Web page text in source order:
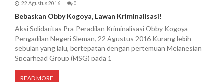
22 Agustus 2016 0
Bebaskan Obby Kogoya, Lawan Kriminalisasi!
Aksi Solidaritas Pra-Peradilan Kriminalisasi Obby Kogoya
Pengadilan Negeri Sleman, 22 Agustus 2016 Kurang lebih
sebulan yang lalu, bertepatan dengan pertemuan Melanesian
Spearhead Group (MSG) pada 1
READ MORE